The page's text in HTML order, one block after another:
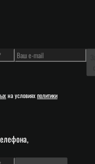
на условияхполитики